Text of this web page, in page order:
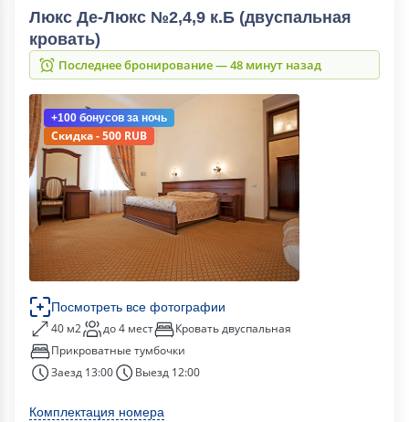
Люкс Де-Люкс №2,4,9 к.Б (двуспальная
кровать)
Последнее бронирование — 48 минут назад
+100 бонусов за ночь
Скидка - 500 RUB
Посмотреть все фотографии
40 м2 до 4 мест
Кровать двуспальная
Прикроватные тумбочки
Заезд 13:00
Выезд 12:00
Комплектация номера